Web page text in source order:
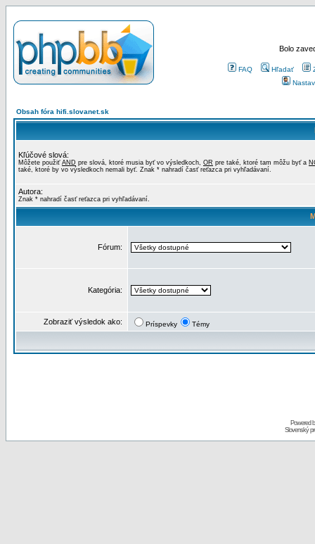
Bolo
FAQ Hľadať
Obsah fóra hifi.slovanet.sk
Kľúčové slová:
Môžete použiť AND pre slová, ktoré musia byť vo výsledkoch, OR pre také, ktoré tam môžu byť a
také, ktoré by vo výsledkoch nemali byť. Znak * nahradí časť reťazca pri vyhľadávaní.
Autora:
Znak * nahradí časť reťazca pri vyhľadávaní.
Fórum:
Kategória:
Zobraziť výsledok ako: Príspevky Témy
Powered
Slovenský